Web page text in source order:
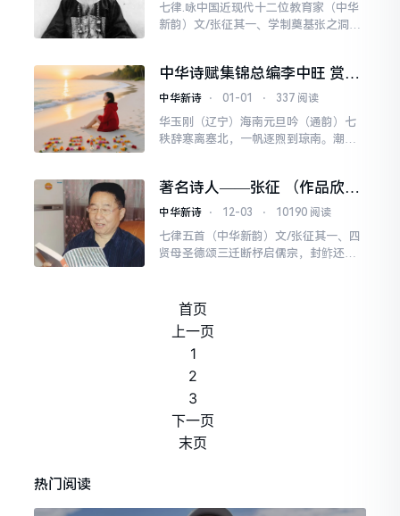
七律.咏中国近现代十二位教育家（中华
新韵）文/张征其一、学制奠基张之洞融
根书院改，楚才西法汉
中华诗赋集锦总编李中旺 赏析
华玉刚 作品 海南元旦吟（通
中华新诗 ⋅ 01-01 ⋅ 337 阅读
华玉刚（辽宁）海南元旦吟（通韵）七
秩辞寒离塞北，一帆逐煦到琼南。潮平
心尤畅，梦绕家山醉碧岚。
著名诗人——张征 （作品欣
赏）
中华新诗 ⋅ 12-03 ⋅ 10190 阅读
七律五首（中华新韵）文/张征其一、四
贤母圣德颂三迁断杼启儒宗，封鲊还坛
铮。千载母仪凝浩气，九
首页
上一页
1
2
3
下一页
末页
热门阅读